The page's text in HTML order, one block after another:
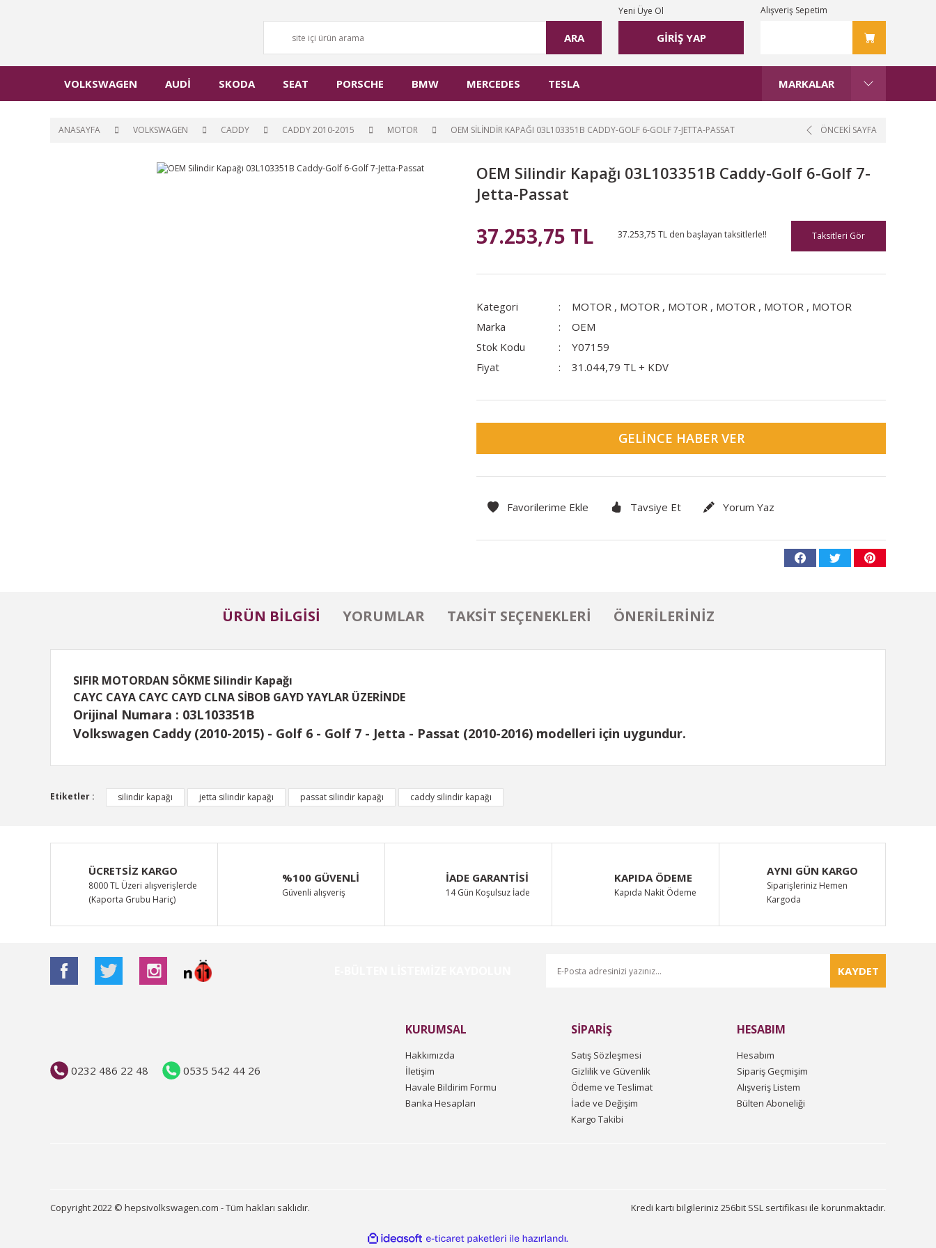
ARA GİRİŞ YAP
Yeni Üye Ol Alışveriş Sepetim
VOLKSWAGEN AUDİ SKODA SEAT PORSCHE BMW MERCEDES TESLA MARKALAR
ANASAYFA VOLKSWAGEN CADDY CADDY 2010-2015 MOTOR OEM SILINDIR KAPAĞI 03L103351B CADDY-GOLF 6-GOLF 7-JETTA-PASSAT ÖNCEKİ SAYFA
OEM Silindir Kapağı 03L103351B Caddy-Golf 6-Golf 7-
Jetta-Passat
37.253,75 TL 37.253,75 TL den başlayan taksitlerle!! Taksitleri Gör
Kategori MOTOR , MOTOR , MOTOR , MOTOR , MOTOR , MOTOR
Marka
OEM
Stok Kodu
Y07159
Fiyat
31.044,79 TL + KDV
GELINCE HABER VER
Tavsiye Et Yorum Yaz
ÜRÜN BILGISI YORUMLAR TAKSIT SEÇENEKLERI ÖNERILERINIZ
SIFIR MOTORDAN SÖKME Silindir Kapağı
CAYC CAYA CAYC CAYD CLNA SİBOB GAYD YAYLAR ÜZERİNDE
Orijinal Numara : 03L103351B
Volkswagen Caddy (2010-2015) - Golf 6 - Golf 7 - Jetta - Passat (2010-2016) modelleri için uygundur.
Bu ürünün fiyat bilgisi, resim, ürün açıklamalarında ve diğer konularda yetersiz gördüğünüz noktaları öneri formunu kullanarak tarafımıza iletebilirsiniz.
Görüş ve önerileriniz için teşekkür ederiz.
Ürün resmi kalitesiz, bozuk veya görüntülenemiyor.
Ürün açıklamasında eksik bilgiler bulunuyor.
Ürün bilgilerinde hatalar bulunuyor.
Ürün fiyatı diğer sitelerden daha pahalı.
Etiketler : silindir kapağı jetta silindir kapağı passat silindir kapağı caddy silindir kapağı
ÜCRETSİZ KARGO
8000 TL Üzeri alışverişlerde
(Kaporta Grubu Hariç)
%100 GÜVENLİ
Güvenli alışveriş
İADE GARANTİSİ
14 Gün Koşulsuz İade
KAPIDA ÖDEME
Kapıda Nakit Ödeme
AYNI GÜN KARGO
Siparişleriniz Hemen
Kargoda
KAYDET
0232 486 22 48 0535 542 44 26
KURUMSAL
Hakkımızda
İletişim
Havale Bildirim Formu
Banka Hesapları
SİPARİŞ
Satış Sözleşmesi
Gizlilik ve Güvenlik
Ödeme ve Teslimat
İade ve Değişim
Kargo Takibi
HESABIM
Hesabım
Sipariş Geçmişim
Alışveriş Listem
Bülten Aboneliği
Copyright 2022 © hepsivolkswagen.com - Tüm hakları saklıdır. Kredi kartı bilgileriniz 256bit SSL sertifikası ile korunmaktadır.
ideasoft
e-